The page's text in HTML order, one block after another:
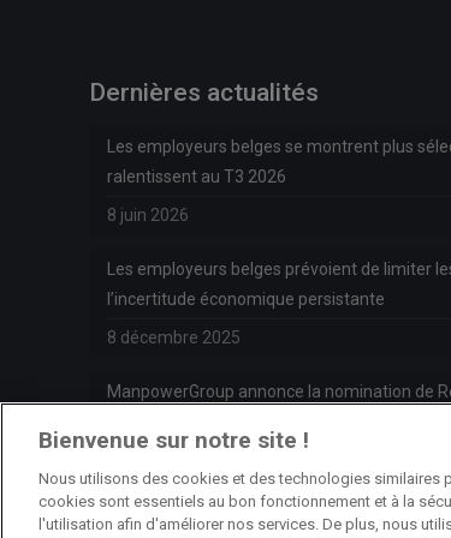
Dernières actualités
Les employeurs belges se montrent plus
ralentissent au T3 2026
8 juin 2026
Les employeurs belges prévoient de limiter
l’incertitude économique persistante
8 décembre 2025
ManpowerGroup annonce la nomination de
Bienvenue sur notre site !
Nous utilisons des cookies et des technologies similaires
cookies sont essentiels au bon fonctionnement et à la
l'utilisation afin d'améliorer nos services. De plus, nous